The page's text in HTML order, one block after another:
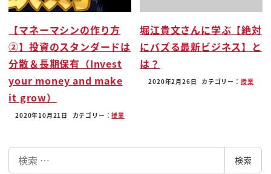
実は詳細チェックするとそこからさらにですね企業
買収してるんですよ
この salesforce ねレジしてるようですねその領域の
企業バンバン買収し
て買収した企業の企業文化はそのままに残してたっ
ていうんですねよ
salesforce の企業文化としても女性大群は全部飛ん
買収した企業先にまで口出すかどうかってに決めて
なかったんですよで今までのるー
【マネーマシンの作り方
②】投資のスタンダードは
分散＆長期保有（Invest
your money and make
it grow）
2020年10月21日 カテゴリー：授業
堀江貴文さんに学ぶ【絶対
にバズる最新ビジネス】と
は？
2020年2月26日 カテゴリー： 授業
索
検索